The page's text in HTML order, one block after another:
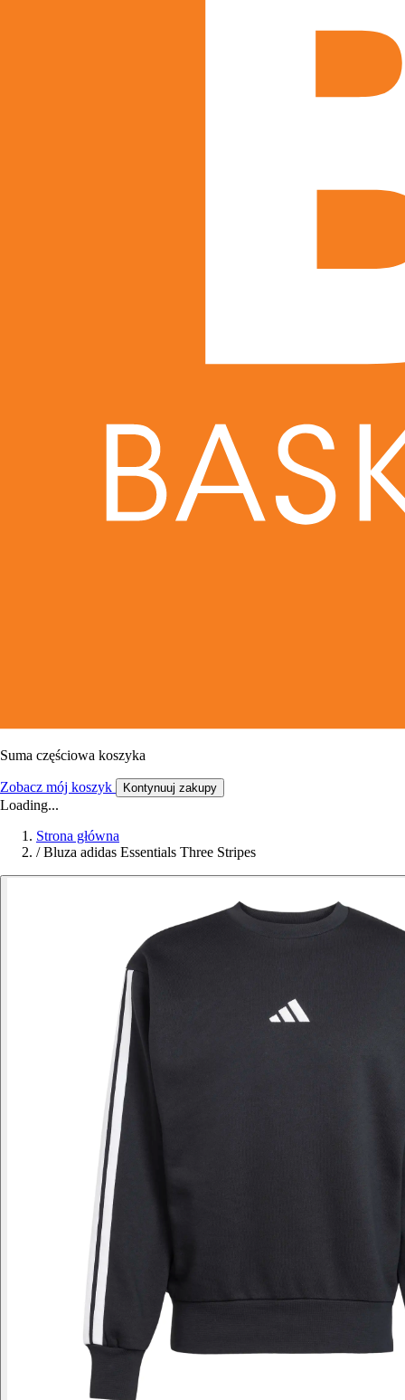
Suma częściowa koszyka
Zobacz mój koszyk Kontynuuj zakupy
Loading...
Strona główna
/ Bluza adidas Essentials Three Stripes